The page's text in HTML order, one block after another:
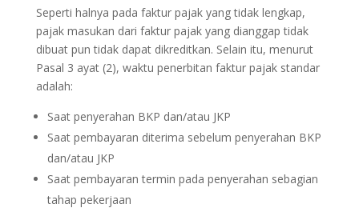
Seperti halnya pada faktur pajak yang tidak lengkap,
pajak masukan dari faktur pajak yang dianggap tidak
dibuat pun tidak dapat dikreditkan. Selain itu, menurut
Pasal 3 ayat (2), waktu penerbitan faktur pajak standar
adalah:
Saat penyerahan BKP dan/atau JKP
Saat pembayaran diterima sebelum penyerahan BKP
dan/atau JKP
Saat pembayaran termin pada penyerahan sebagian
tahap pekerjaan